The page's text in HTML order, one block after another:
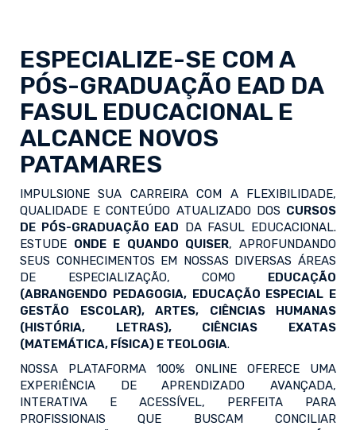
ESPECIALIZE-SE COM A
PÓS-GRADUAÇÃO EAD DA
FASUL EDUCACIONAL E
ALCANCE NOVOS
PATAMARES
IMPULSIONE SUA CARREIRA COM A FLEXIBILIDADE,
QUALIDADE E CONTEÚDO ATUALIZADO DOS CURSOS
DE PÓS-GRADUAÇÃO EAD DA FASUL EDUCACIONAL.
ESTUDE ONDE E QUANDO QUISER, APROFUNDANDO
SEUS CONHECIMENTOS EM NOSSAS DIVERSAS ÁREAS
DE ESPECIALIZAÇÃO, COMO EDUCAÇÃO
(ABRANGENDO PEDAGOGIA, EDUCAÇÃO ESPECIAL E
GESTÃO ESCOLAR), ARTES, CIÊNCIAS HUMANAS
(HISTÓRIA, LETRAS), CIÊNCIAS EXATAS
(MATEMÁTICA, FÍSICA) E TEOLOGIA.
NOSSA PLATAFORMA 100% ONLINE OFERECE UMA
EXPERIÊNCIA DE APRENDIZADO AVANÇADA,
INTERATIVA E ACESSÍVEL, PERFEITA PARA
PROFISSIONAIS QUE BUSCAM CONCILIAR